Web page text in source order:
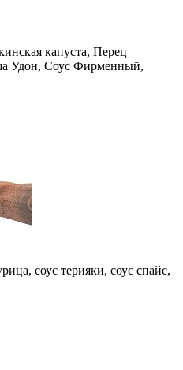
капуста, Перец
Удон, Соус Фирменный,
соус терияки, соус спайс,